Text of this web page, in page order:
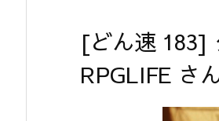
[どん速 183]
RPGLIFE さ